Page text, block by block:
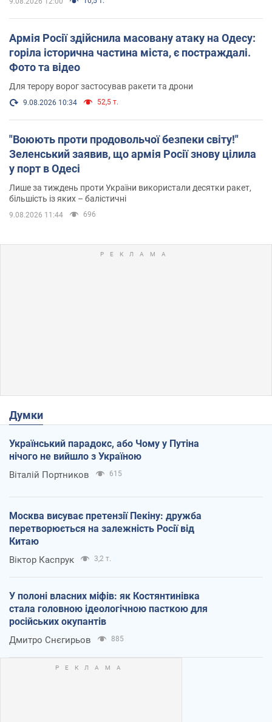
Армія Росії здійснила масовану атаку на Одесу:
горіла історична частина міста, є постраждалі.
Фото та відео
Для терору ворог застосував ракети та дрони
9.08.2026 10:34 52,5 т.
"Воюють проти продовольчої безпеки світу!"
Зеленський заявив, що армія Росії знову цілила
у порт в Одесі
Лише за тиждень проти України використали десятки ракет,
більшість із яких – балістичні
9.08.2026 11:44 696
Думки
Український парадокс, або Чому у Путіна
нічого не вийшло з Україною
Віталій Портников 615
Москва висуває претензії Пекіну: дружба
перетворюється на залежність Росії від
Китаю
Віктор Каспрук 3,2 т.
У полоні власних міфів: як Костянтинівка
стала головною ідеологічною пасткою для
російських окупантів
Дмитро Снєгирьов 885